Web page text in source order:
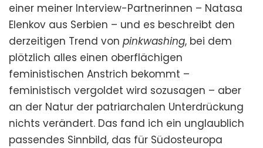
einer meiner Interview-Partnerinnen – Natasa
Elenkov aus Serbien – und es beschreibt den
derzeitigen Trend von pinkwashing, bei dem
plötzlich alles einen oberflächigen
feministischen Anstrich bekommt –
feministisch vergoldet wird sozusagen – aber
an der Natur der patriarchalen Unterdrückung
nichts verändert. Das fand ich ein unglaublich
passendes Sinnbild, das für Südosteuropa